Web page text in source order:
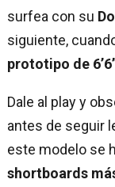
surfea con su
siguiente,
prototipo de
Dale al play y
antes de seguir
este modelo se
shortboards